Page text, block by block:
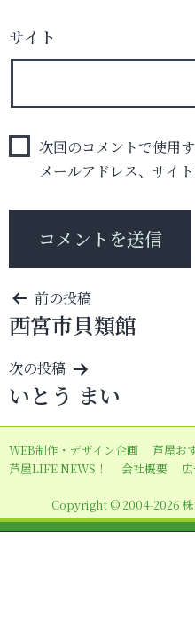
サイト
次回のコメントで使用
メールアドレス、サイト
投
稿
ナ
ビ
ゲ
ー
シ
ン
前の投稿
西宮市貝類館
次の投稿
いとう まい
WEB制作・デザイン企画 芦屋お
芦屋LIFE NEWS！
会社概要
Copyright © 2004-2026